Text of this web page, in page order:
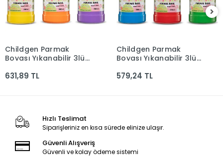
Sepete Ekle
Childgen Parmak
Boyası Yıkanabilir 3lü
3x350 Ml
631,89 TL
Sepete Ekle
Childgen Parmak
Boyası Yıkanabilir 3lü
3x350 Ml
579,24 TL
Hızlı Teslimat
Siparişleriniz en kısa sürede elinize ulaşır.
Güvenli Alışveriş
Güvenli ve kolay ödeme sistemi